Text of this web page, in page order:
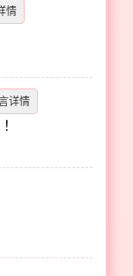
情
详情